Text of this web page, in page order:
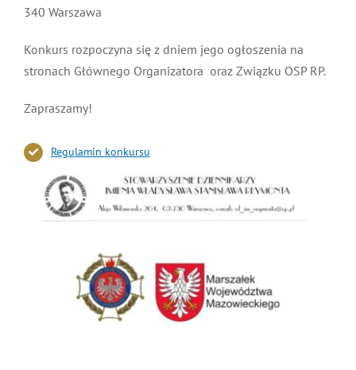
340 Warszawa
Konkurs rozpoczyna się z dniem jego ogłoszenia na
stronach Głównego Organizatora oraz Związku OSP RP.
Zapraszamy!
Regulamin konkursu